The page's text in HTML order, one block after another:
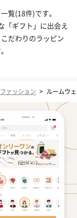
覧(18件)です。
「ギフト」に出会え
だわりのラッピン
ファッション > ルームウ